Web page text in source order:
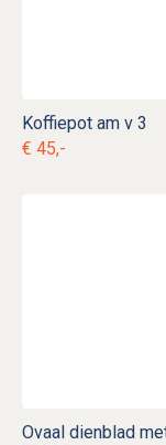
Koffiepot am v 3
€ 45,-